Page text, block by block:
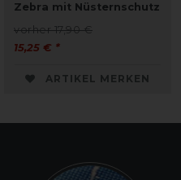
Zebra mit Nüsternschutz
vorher 17,90 €
15,25 € *
ARTIKEL MERKEN